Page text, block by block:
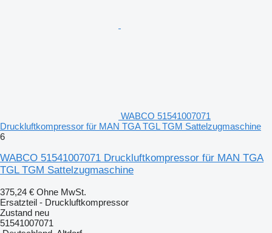
WABCO 51541007071
Druckluftkompressor für MAN TGA TGL TGM Sattelzugmaschine
6
WABCO 51541007071 Druckluftkompressor für MAN TGA
TGL TGM Sattelzugmaschine
375,24 € Ohne MwSt.
Ersatzteil - Druckluftkompressor
Zustand neu
51541007071